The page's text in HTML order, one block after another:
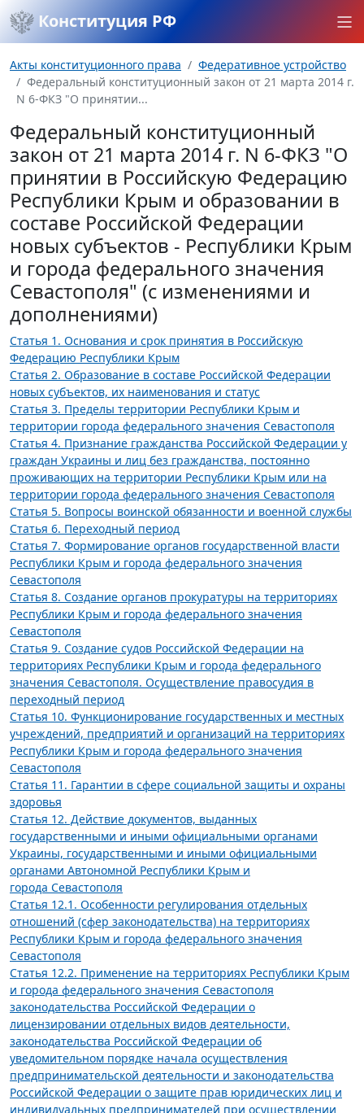
Конституция РФ
Акты конституционного права
Федеративное устройство
Федеральный конституционный закон от 21 марта 2014 г.
N 6-ФКЗ "О принятии...
Федеральный конституционный
закон от 21 марта 2014 г. N 6-ФКЗ "О
принятии в Российскую Федерацию
Республики Крым и образовании в
составе Российской Федерации
новых субъектов - Республики Крым
и города федерального значения
Севастополя" (с изменениями и
дополнениями)
Статья 1. Основания и срок принятия в Российскую
Федерацию Республики Крым
Статья 2. Образование в составе Российской Федерации
новых субъектов, их наименования и статус
Статья 3. Пределы территории Республики Крым и
территории города федерального значения Севастополя
Статья 4. Признание гражданства Российской Федерации у
граждан Украины и лиц без гражданства, постоянно
проживающих на территории Республики Крым или на
территории города федерального значения Севастополя
Статья 5. Вопросы воинской обязанности и военной службы
Статья 6. Переходный период
Статья 7. Формирование органов государственной власти
Республики Крым и города федерального значения
Севастополя
Статья 8. Создание органов прокуратуры на территориях
Республики Крым и города федерального значения
Севастополя
Статья 9. Создание судов Российской Федерации на
территориях Республики Крым и города федерального
значения Севастополя. Осуществление правосудия в
переходный период
Статья 10. Функционирование государственных и местных
учреждений, предприятий и организаций на территориях
Республики Крым и города федерального значения
Севастополя
Статья 11. Гарантии в сфере социальной защиты и охраны
здоровья
Статья 12. Действие документов, выданных
государственными и иными официальными органами
Украины, государственными и иными официальными
органами Автономной Республики Крым и
города Севастополя
Статья 12.1. Особенности регулирования отдельных
отношений (сфер законодательства) на территориях
Республики Крым и города федерального значения
Севастополя
Статья 12.2. Применение на территориях Республики Крым
и города федерального значения Севастополя
законодательства Российской Федерации о
лицензировании отдельных видов деятельности,
законодательства Российской Федерации об
уведомительном порядке начала осуществления
предпринимательской деятельности и законодательства
Российской Федерации о защите прав юридических лиц и
индивидуальных предпринимателей при осуществлении